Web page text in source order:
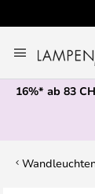
Inhalt
springen
16%* ab 83